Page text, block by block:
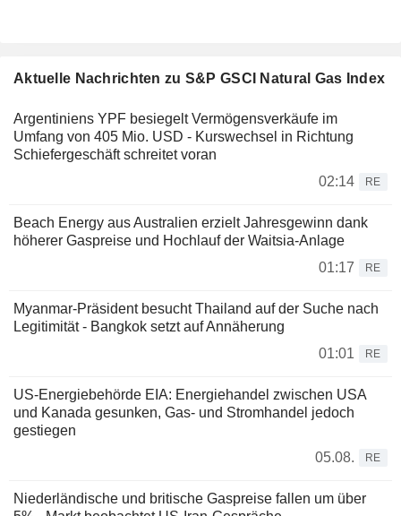
Aktuelle Nachrichten zu S&P GSCI Natural Gas Index
Argentiniens YPF besiegelt Vermögensverkäufe im
Umfang von 405 Mio. USD - Kurswechsel in Richtung
Schiefergeschäft schreitet voran
02:14
RE
Beach Energy aus Australien erzielt Jahresgewinn dank
höherer Gaspreise und Hochlauf der Waitsia-Anlage
01:17
RE
Myanmar-Präsident besucht Thailand auf der Suche nach
Legitimität - Bangkok setzt auf Annäherung
01:01
RE
US-Energiebehörde EIA: Energiehandel zwischen USA
und Kanada gesunken, Gas- und Stromhandel jedoch
gestiegen
05.08.
RE
Niederländische und britische Gaspreise fallen um über